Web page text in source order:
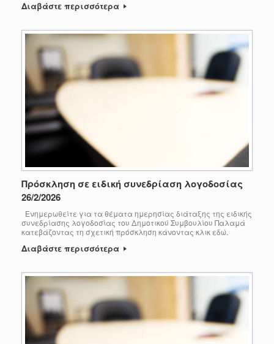
Διαβάστε περισσότερα
Πρόσκληση σε ειδική συνεδρίαση λογοδοσίας
26/2/2026
Ενημερωθείτε για τα θέματα ημερησίας διάταξης της ειδικής
συνεδρίασης λογοδοσίας του Δημοτικού Συμβουλίου Παλαμά
κατεβάζοντας τη σχετική πρόσκληση κάνοντας κλικ εδώ.
Διαβάστε περισσότερα